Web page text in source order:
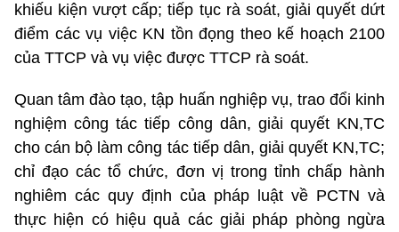
khiếu kiện vượt cấp; tiếp tục rà soát, giải quyết dứt
điểm các vụ việc KN tồn đọng theo kế hoạch 2100
của TTCP và vụ việc được TTCP rà soát.
Quan tâm đào tạo, tập huấn nghiệp vụ, trao đổi kinh
nghiệm công tác tiếp công dân, giải quyết KN,TC
cho cán bộ làm công tác tiếp dân, giải quyết KN,TC;
chỉ đạo các tổ chức, đơn vị trong tỉnh chấp hành
nghiêm các quy định của pháp luật về PCTN và
thực hiện có hiệu quả các giải pháp phòng ngừa